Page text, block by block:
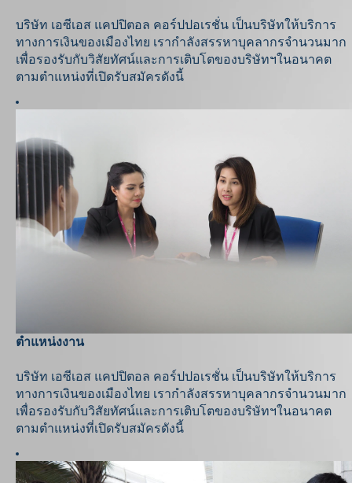
บริษัท เอซีเอส แคปปิตอล คอร์ปปอเรชั่น เป็นบริษัทให้บริการ
ทางการเงินของเมืองไทย เรากำลังสรรหาบุคลากรจำนวนมาก
เพื่อรองรับกับวิสัยทัศน์และการเติบโตของบริษัทฯในอนาคต
ตามตำแหน่งที่เปิดรับสมัครดังนี้
ตำแหน่งงาน
บริษัท เอซีเอส แคปปิตอล คอร์ปปอเรชั่น เป็นบริษัทให้บริการ
ทางการเงินของเมืองไทย เรากำลังสรรหาบุคลากรจำนวนมาก
เพื่อรองรับกับวิสัยทัศน์และการเติบโตของบริษัทฯในอนาคต
ตามตำแหน่งที่เปิดรับสมัครดังนี้